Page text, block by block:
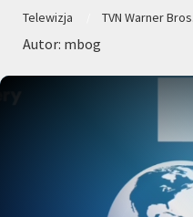
Telewizja TVN Warner
Autor: mbog